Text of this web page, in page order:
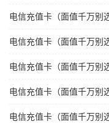
电信充值卡（面值千万别
电信充值卡（面值千万别
电信充值卡（面值千万别
电信充值卡（面值千万别
电信充值卡（面值千万别